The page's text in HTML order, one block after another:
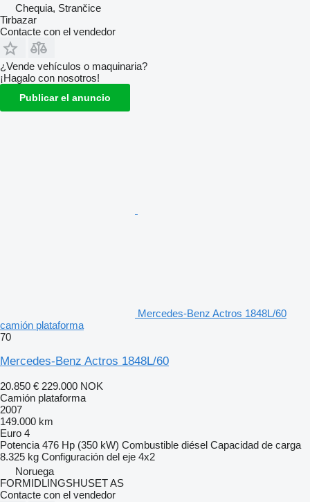
Chequia, Strančice
Tirbazar
Contacte con el vendedor
¿Vende vehículos o maquinaria?
¡Hagalo con nosotros!
Publicar el anuncio
Mercedes-Benz Actros 1848L/60
camión plataforma
70
Mercedes-Benz Actros 1848L/60
20.850 € 229.000 NOK
Camión plataforma
2007
149.000 km
Euro 4
Potencia 476 Hp (350 kW) Combustible diésel Capacidad de carga
8.325 kg Configuración del eje 4x2
Noruega
FORMIDLINGSHUSET AS
Contacte con el vendedor